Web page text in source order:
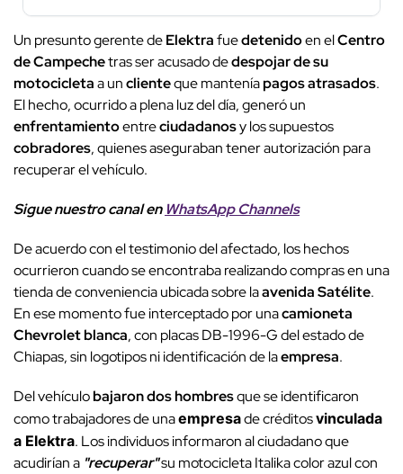
Un presunto gerente deElektrafuedetenidoen elCentro
de Campechetras ser acusado dedespojar de su
motocicletaa unclienteque manteníapagos atrasados.
El hecho, ocurrido a plena luz del día, generó un
enfrentamientoentreciudadanosy los supuestos
cobradores, quienes aseguraban tener autorización para
recuperar el vehículo.
Sigue nuestro canal en WhatsApp Channels
De acuerdo con el testimonio del afectado, los hechos
ocurrieron cuando se encontraba realizando compras en una
tienda de conveniencia ubicada sobre laavenida Satélite.
En ese momento fue interceptado por unacamioneta
Chevrolet blanca, con placas DB-1996-G del estado de
Chiapas, sin logotipos ni identificación de laempresa.
Del vehículobajaron dos hombresque se identificaron
como trabajadores de unaempresade créditosvinculada
a Elektra. Los individuos informaron al ciudadano que
acudirían a "recuperar"su motocicleta Italika color azul con